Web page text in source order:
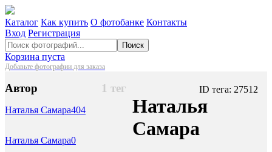
Каталог Как купить О фотобанке Контакты
Вход Регистрация
Поиск
Корзина пуста
Добавьте фотографии для заказа
1 тег
Автор
Наталья Самара404
Наталья Самара0
ID тега: 27512
Наталья
Самара